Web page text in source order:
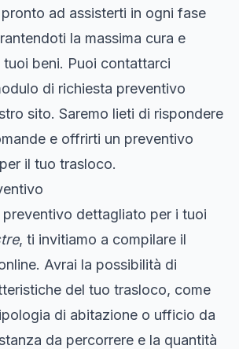
ad assisterti in ogni fase
la massima cura e
beni. Puoi contattarci
di richiesta preventivo
sito. Saremo lieti di rispondere
e offrirti un preventivo
il tuo trasloco.
preventivo dettagliato per i tuoi
, ti invitiamo a compilare il
Avrai la possibilità di
del tuo trasloco, come
di abitazione o ufficio da
da percorrere e la quantità